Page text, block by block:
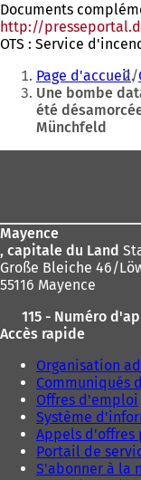
Documents
http://
OTS : Service
Vous
êtes
Page d'accueil
Une bombe
été
Münchfeld
Mayence
, capitale du Land
Große Bleiche 46/
55116 Mayence
115 - Numéro
Accès rapide
Organisation
Communiqués
Offres d'emploi
Système
Appels d'offres
Portail de
S'abonner à la